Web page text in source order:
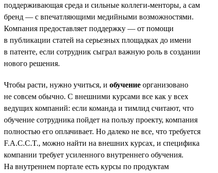
поддерживающая среда и сильные коллеги-менторы, а сам
бренд — с впечатляющими медийными возможностями.
Компания предоставляет поддержку — от помощи
в публикации статей на серьезных площадках до имени
в патенте, если сотрудник сыграл важную роль в создании
нового решения.
Чтобы расти, нужно учиться, и обучение организовано
не совсем обычно. С внешними курсами все как у всех
ведущих компаний: если команда и тимлид считают, что
обучение сотрудника пойдет на пользу проекту, компания
полностью его оплачивает. Но далеко не все, что требуется
F.A.C.C.T., можно найти на внешних курсах, и специфика
компании требует усиленного внутреннего обучения.
На внутреннем портале есть курсы по продуктам